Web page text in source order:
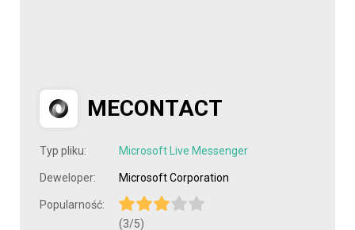
MECONTACT
Typ pliku: Microsoft Live Messenger
Deweloper: Microsoft Corporation
Popularność:
(3/5)